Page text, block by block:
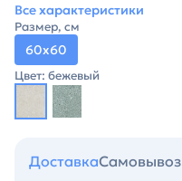
Все характеристики
Размер, см
60х60
Цвет: бежевый
ДоставкаСамовывоз